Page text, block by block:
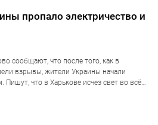
пропало электричество и
сообщают, что после того, как в
взрывы, жители Украины начали
Пишут, что в Харькове исчез свет во всём